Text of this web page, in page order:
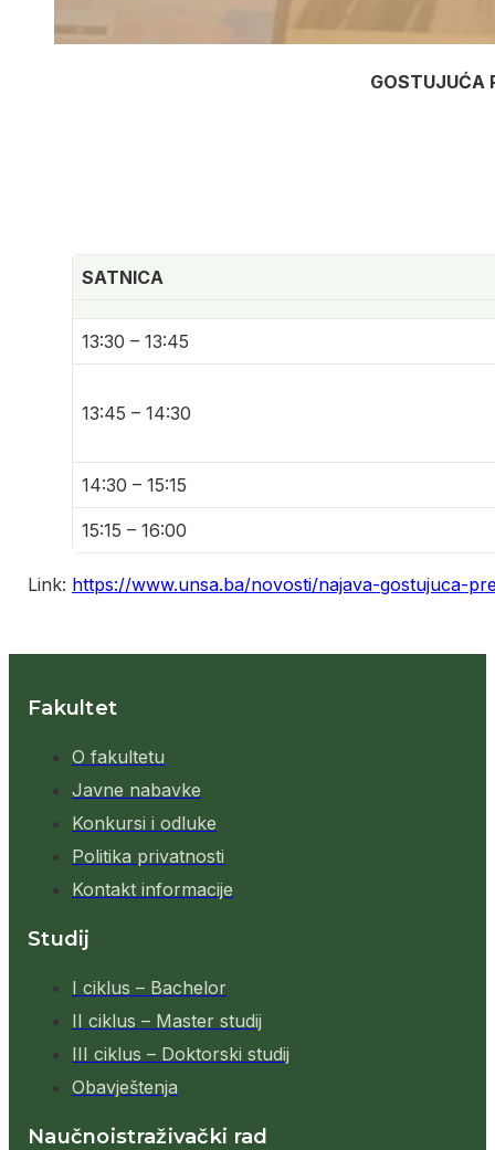
GOSTUJUĆA
SATNICA
13:30 – 13:45
13:45 – 14:30
14:30 – 15:15
15:15 – 16:00
Link: https://www.unsa.ba/novosti/najava-gostujuca-
Fakultet
O fakultetu
Javne nabavke
Konkursi i odluke
Politika privatnosti
Kontakt informacije
Studij
I ciklus – Bachelor
II ciklus – Master studij
III ciklus – Doktorski studij
Obavještenja
Naučnoistraživački rad